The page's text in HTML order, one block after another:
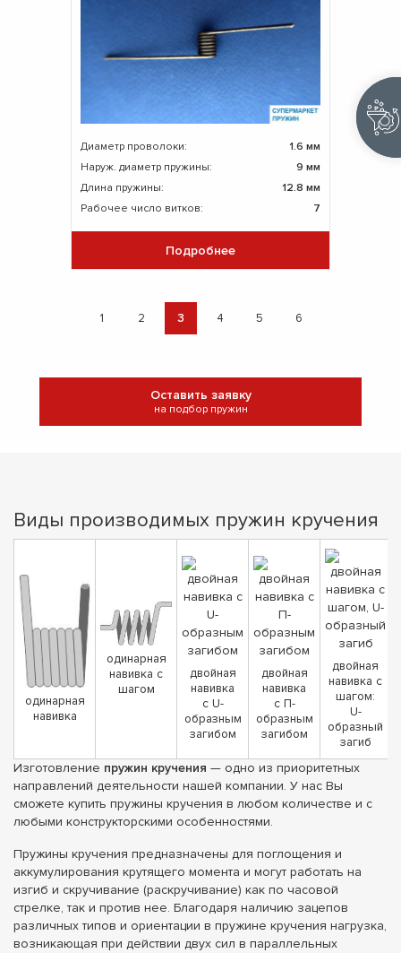
Диаметр проволоки:
1.6 мм
Наруж. диаметр пружины:
9 мм
Длина пружины:
12.8 мм
Рабочее число витков:
7
Подробнее
1 2 3 4 5 6
Оставить заявку
на подбор пружин
Виды производимых пружин кручения
одинарная
навивка
одинарная
навивка с
шагом
двойная
навивка
с U-
образным
загибом
двойная
навивка
с П-
образным
загибом
двойная
навивка с
шагом:
U-
образный
загиб
Изготовление пружин кручения — одно из приоритетных
направлений деятельности нашей компании. У нас Вы
сможете купить пружины кручения в любом количестве и с
любыми конструкторскими особенностями.
Пружины кручения предназначены для поглощения и
аккумулирования крутящего момента и могут работать на
изгиб и скручивание (раскручивание) как по часовой
стрелке, так и против нее. Благодаря наличию зацепов
различных типов и ориентации в пружине кручения нагрузка,
возникающая при действии двух сил в параллельных